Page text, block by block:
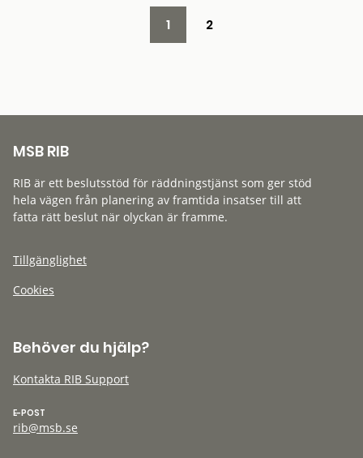
1 2
MSB RIB
RIB är ett beslutsstöd för räddningstjänst som ger stöd
hela vägen från planering av framtida insatser till att
fatta rätt beslut när olyckan är framme.
Tillgänglighet
Cookies
Behöver du hjälp?
Kontakta RIB Support
E-POST
rib@msb.se